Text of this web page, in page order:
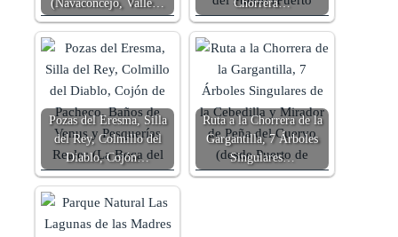
(Navaconcejo, Valle…
Chorrera…
Pozas del Eresma, Silla
del Rey, Colmillo del
Diablo, Cojón…
Ruta a la Chorrera de la
Gargantilla, 7 Árboles
Singulares…